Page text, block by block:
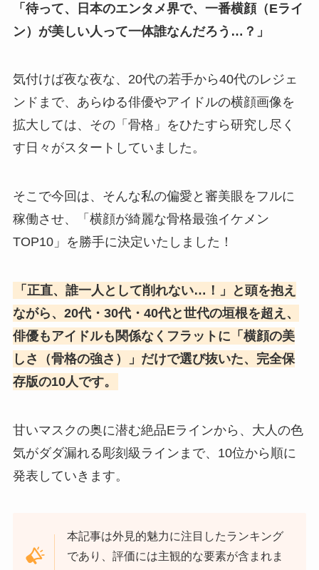
「待って、日本のエンタメ界で、一番横顔（Eライ
ン）が美しい人って一体誰なんだろう…？」
気付けば夜な夜な、20代の若手から40代のレジェ
ンドまで、あらゆる俳優やアイドルの横顔画像を
拡大しては、その「骨格」をひたすら研究し尽く
す日々がスタートしていました。
そこで今回は、そんな私の偏愛と審美眼をフルに
稼働させ、「横顔が綺麗な骨格最強イケメン
TOP10」を勝手に決定いたしました！
「正直、誰一人として削れない…！」と頭を抱え
ながら、20代・30代・40代と世代の垣根を超え、
俳優もアイドルも関係なくフラットに「横顔の美
しさ（骨格の強さ）」だけで選び抜いた、完全保
存版の10人です。
甘いマスクの奥に潜む絶品Eラインから、大人の色
気がダダ漏れる彫刻級ラインまで、10位から順に
発表していきます。
本記事は外見的魅力に注目したランキング
であり、評価には主観的な要素が含まれま